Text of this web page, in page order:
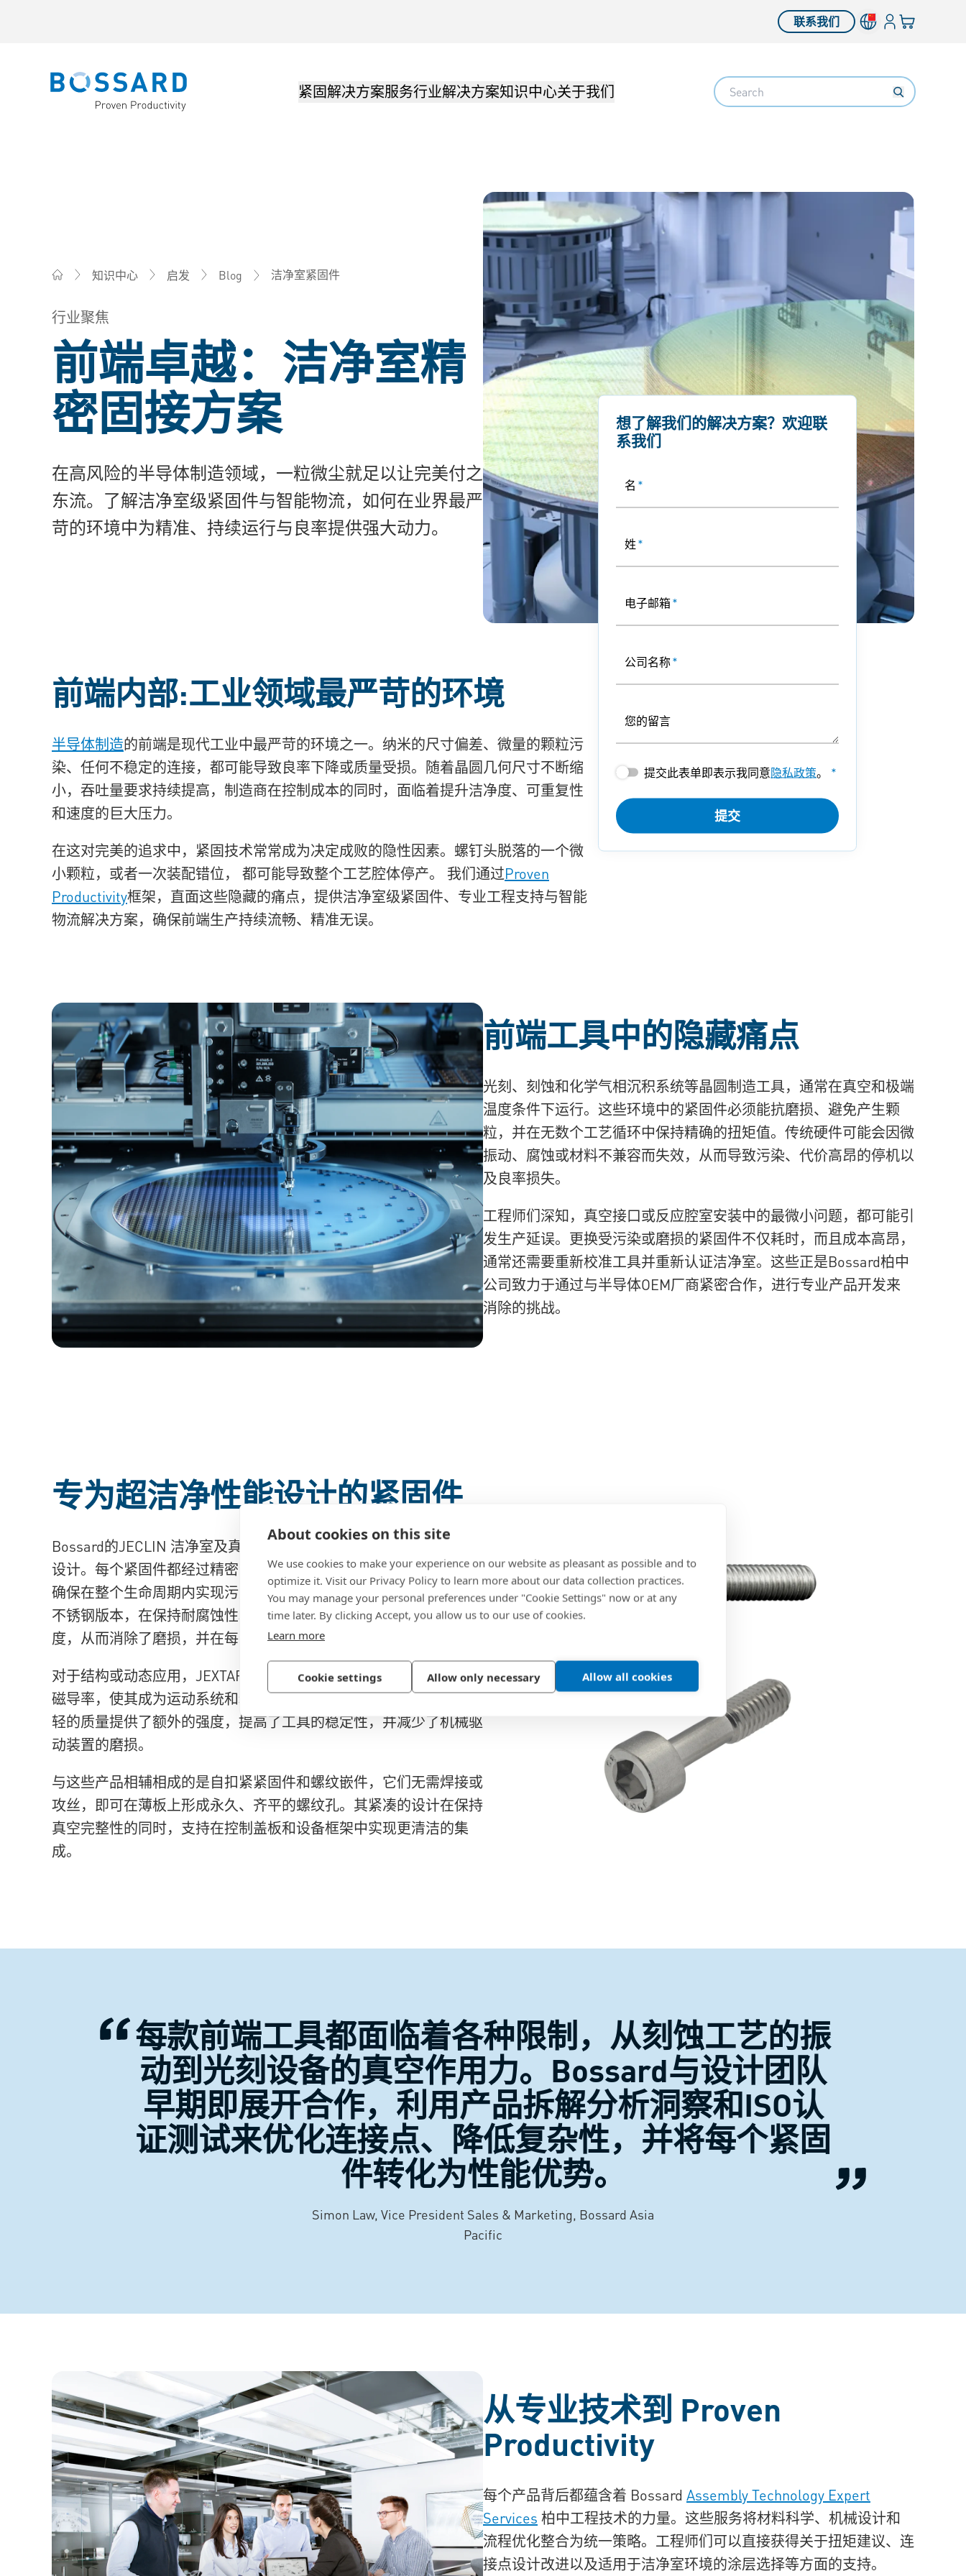
About cookies on this site
We use cookies to make your experience on our website as pleasant as possible and to
optimize it. Visit our Privacy Policy to learn more about our data collection practices.
You may manage your personal preferences under "Cookie Settings" now or at any
time later. By clicking Accept, you allow us to our use of cookies.
Learn more
Cookie settings Allow only necessary Allow all cookies
联系我们 登入您的购物车
Bossard homepage 紧固解决方案服务行业解决方案知识中心关于我们 Search
知识中心 启发 Blog 洁净室紧固件
行业聚焦
前端卓越：洁净室精
密固接方案
在高风险的半导体制造领域，一粒微尘就足以让完美付之
东流。了解洁净室级紧固件与智能物流，如何在业界最严
苛的环境中为精准、持续运行与良率提供强大动力。
想了解我们的解决方案？欢迎联
系我们
名 *
姓*
电子邮箱*
公司名称*
您的留言
提交此表单即表示我同意隐私政策。 *
提交
前端内部:工业领域最严苛的环境
半导体制造的前端是现代工业中最严苛的环境之一。 纳米的尺寸偏差、微量的颗粒污
染、任何不稳定的连接，都可能导致良率下降或质量受损。随着晶圆几何尺寸不断缩
小，吞吐量要求持续提高，制造商在控制成本的同时，面临着提升洁净度、可重复性
和速度的巨大压力。
在这对完美的追求中，紧固技术常常成为决定成败的隐性因素。螺钉头脱落的一个微
小颗粒，或者一次装配错位， 都可能导致整个工艺腔体停产。 我们通过Proven
Productivity框架，直面这些隐藏的痛点，提供洁净室级紧固件、专业工程支持与智能
物流解决方案，确保前端生产持续流畅、精准无误。
前端工具中的隐藏痛点
光刻、刻蚀和化学气相沉积系统等晶圆制造工具，通常在真空和极端
温度条件下运行。这些环境中的紧固件必须能抗磨损、避免产生颗
粒，并在无数个工艺循环中保持精确的扭矩值。传统硬件可能会因微
振动、腐蚀或材料不兼容而失效，从而导致污染、代价高昂的停机以
及良率损失。
工程师们深知，真空接口或反应腔室安装中的最微小问题，都可能引
发生产延误。更换受污染或磨损的紧固件不仅耗时，而且成本高昂，
通常还需要重新校准工具并重新认证洁净室。这些正是Bossard柏中
公司致力于通过与半导体OEM厂商紧密合作，进行专业产品开发来
消除的挑战。
专为超洁净性能设计的紧固件
Bossard的JECLIN 洁净室及真空紧固件专为 ISO 1级至1000级环境而
设计。每个紧固件都经过精密清洗、真空包装，并可进行批次追溯，
确保在整个生命周期内实现污染控制。采用 Kolsterising 技术处理的
不锈钢版本，在保持耐腐蚀性和无磁性的同时，实现了卓越的表面硬
度，从而消除了磨损，并在每个装配循环中确保持续稳定的扭矩。
对于结构或动态应用，JEXTAR 高强度螺钉具有出色的抗拉强度和低
磁导率，使其成为运动系统和精密框架的理想选择。钛合金版本以极
轻的质量提供了额外的强度，提高了工具的稳定性，并减少了机械驱
动装置的磨损。
与这些产品相辅相成的是自扣紧紧固件和螺纹嵌件，它们无需焊接或
攻丝，即可在薄板上形成永久、齐平的螺纹孔。其紧凑的设计在保持
真空完整性的同时，支持在控制盖板和设备框架中实现更清洁的集
成。
每款前端工具都面临着各种限制，从刻蚀工艺的振
动到光刻设备的真空作用力。Bossard与设计团队
早期即展开合作，利用产品拆解分析洞察和ISO认
证测试来优化连接点、降低复杂性，并将每个紧固
件转化为性能优势。
Simon Law, Vice President Sales & Marketing, Bossard Asia
Pacific
从专业技术到 Proven
Productivity
每个产品背后都蕴含着 Bossard Assembly Technology Expert
Services 柏中工程技术的力量。 这些服务将材料科学、机械设计和
流程优化整合为统一策略。工程师们可以直接获得关于扭矩建议、连
接点设计改进以及适用于洁净室环境的涂层选择等方面的支持。